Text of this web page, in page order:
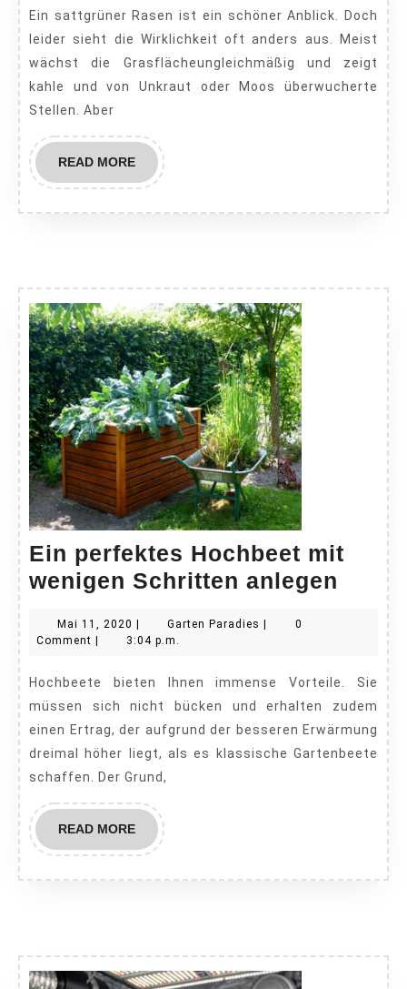
auf
der
eigenen
Seite
–
mit
unseren
Tipps
Ein sattgrüner Rasen ist ein schöner Anblick. Doch
leider sieht die Wirklichkeit oft anders aus. Meist
wächst die Grasflächeungleichmäßig und zeigt
kahle und von Unkraut oder Moos überwucherte
Stellen. Aber
READ MOREREAD
MORE
Ein perfektes Hochbeet mit
wenigen Schritten anlegen
Mai 11, 2020 Mai
11,
Garten Paradies Garten0
Comment
3:04 p.m.
Hochbeete bieten Ihnen immense Vorteile. Sie
müssen sich nicht bücken und erhalten zudem
einen Ertrag, der aufgrund der besseren Erwärmung
dreimal höher liegt, als es klassische Gartenbeete
schaffen. Der Grund,
READ MOREREAD
MORE